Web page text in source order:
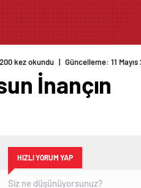
200 kez okundu | Güncelleme: 11
İnançın
HIZLI YORUM YAP